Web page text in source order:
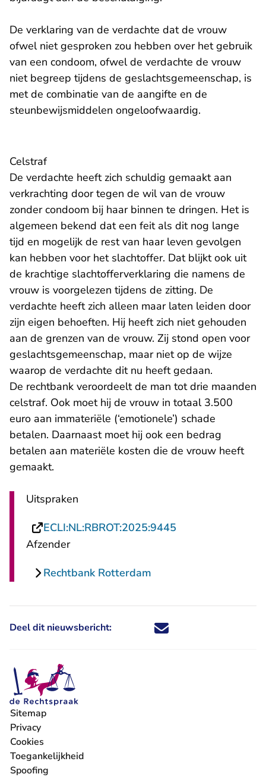
De verklaring van de verdachte dat de vrouw
ofwel niet gesproken zou hebben over het gebruik
van een condoom, ofwel de verdachte de vrouw
niet begreep tijdens de geslachtsgemeenschap, is
met de combinatie van de aangifte en de
steunbewijsmiddelen ongeloofwaardig.
Celstraf
De verdachte heeft zich schuldig gemaakt aan
verkrachting door tegen de wil van de vrouw
zonder condoom bij haar binnen te dringen. Het is
algemeen bekend dat een feit als dit nog lange
tijd en mogelijk de rest van haar leven gevolgen
kan hebben voor het slachtoffer. Dat blijkt ook uit
de krachtige slachtofferverklaring die namens de
vrouw is voorgelezen tijdens de zitting. De
verdachte heeft zich alleen maar laten leiden door
zijn eigen behoeften. Hij heeft zich niet gehouden
aan de grenzen van de vrouw. Zij stond open voor
geslachtsgemeenschap, maar niet op de wijze
waarop de verdachte dit nu heeft gedaan.
De rechtbank veroordeelt de man tot drie maanden
celstraf. Ook moet hij de vrouw in totaal 3.500
euro aan immateriële (‘emotionele’) schade
betalen. Daarnaast moet hij ook een bedrag
betalen aan materiële kosten die de vrouw heeft
gemaakt.
Uitspraken
ECLI:NL:RBROT:2025:9445
Afzender
Rechtbank Rotterdam
Deel dit nieuwsbericht: Deel dit nieuwsbericht via X -
Deel dit nieuwsbericht via
Deel dit nieuwsbericht
Deel dit
Sitemap
Privacy
Cookies
Toegankelijkheid
Spoofing